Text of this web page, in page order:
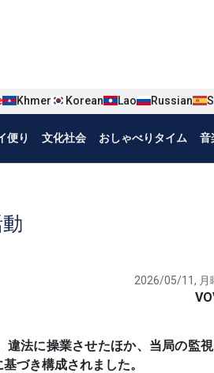
Khmer Korean Lao Russian
便り 文化社会 おしゃべりタイム 音
2026/05/11, 月
違法に操業させたほか、当局の監
づき構成されました。